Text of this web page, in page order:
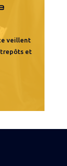
veillent
et